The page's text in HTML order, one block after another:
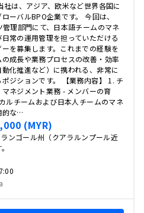
社は、アジア、欧米など世界各国に
ーバルBPO企業です。 今回は、
理部門にて、日本語チームのマネ
常の運用管理を担っていただける
を募集します。これまでの経験を
成長や業務プロセスの改善・効率
化推進など）に携われる、非常に
ジションです。 【業務内容】 1. チ
ネジメント業務 - メンバーの育
ルチームおよび日本人チームのマネ
的な…
(MYR)
ンゴール州（クアラルンプール近